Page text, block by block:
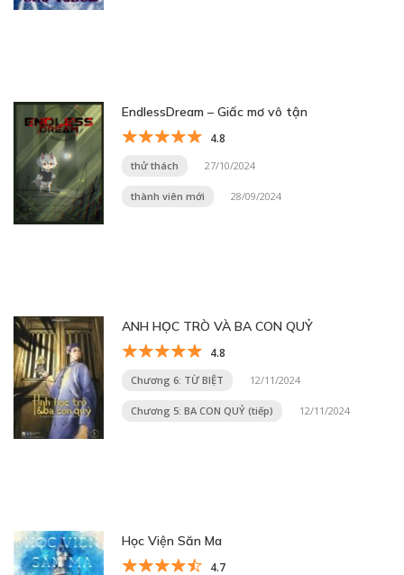
EndlessDream – Giấc mơ vô tận
4.8
thử thách 27/10/2024
thành viên mới 28/09/2024
ANH HỌC TRÒ VÀ BA CON QUỶ
4.8
Chương 6: TỪ BIỆT 12/11/2024
Chương 5: BA CON QUỶ (tiếp) 12/11/2024
Học Viện Săn Ma
4.7